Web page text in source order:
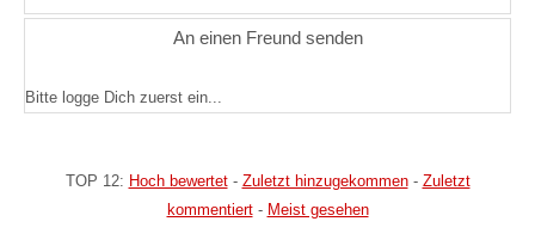
An einen Freund senden
Bitte logge Dich zuerst ein...
TOP 12: Hoch bewertet- Zuletzt hinzugekommen- Zuletzt
kommentiert- Meist gesehen